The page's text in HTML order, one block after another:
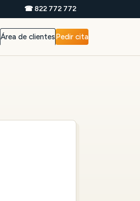
☎ 822 772 772
Área de clientesPedir cita